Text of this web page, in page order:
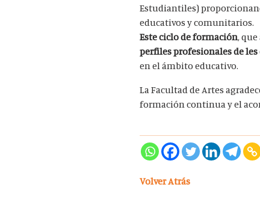
Estudiantiles)
educativos y comunitarios.
Este ciclo de formación,
perfiles profesionales de
en el ámbito educativo.
La Facultad de Artes
formación continua y el
Volver Atrás